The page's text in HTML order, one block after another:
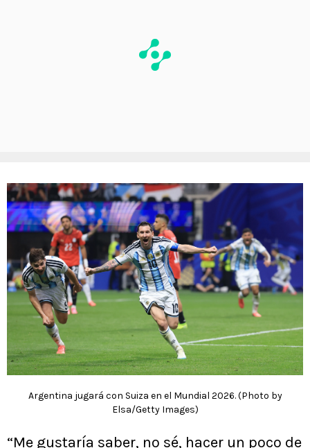
Argentina jugará con Suiza en el Mundial 2026. (Photo by
Elsa/Getty Images)
“Me gustaría saber, no sé, hacer un poco de